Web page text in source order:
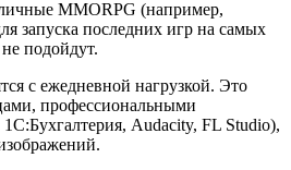
MMORPG (например,
запуска последних игр на самых
подойдут.
с ежедневной нагрузкой. Это
профессиональными
Audacity, FL Studio),